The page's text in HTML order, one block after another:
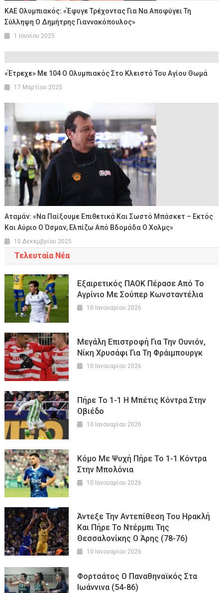
ΚΑΕ Ολυμπιακός: «Έφυγε Τρέχοντας Για Να Αποφύγει Τη
Σύλληψη Ο Δημήτρης Γιαννακόπουλος»
1 Ιουνίου 2025
«Έτρεχε» Με 104 Ο Ολυμπιακός Στο Κλειστό Του Αγίου Θωμά
17 Μαρτίου 2025
Αταμάν: «Να Παίξουμε Επιθετικά Και Σωστό Μπάσκετ – Εκτός
Και Αύριο Ο Όσμαν, Ελπίζω Από Βδομάδα Ο Χολμς»
10 Δεκεμβρίου 2025
Τελευταία Νέα
Εξαιρετικός ΠΑΟΚ Πέρασε Από Το
Αγρίνιο Με Σούπερ Κωνσταντέλια
10 Ιανουαρίου 2026
Μεγάλη Επιστροφή Για Την Ουνιόν,
Νίκη Χρυσάφι Για Τη Φράιμπουργκ
10 Ιανουαρίου 2026
Πήρε Το 1-1 Η Μπέτις Κόντρα Στην
Οβιέδο
10 Ιανουαρίου 2026
Κόμο Με Ψυχή Πήρε Το 1-1 Κόντρα
Στην Μπολόνια
10 Ιανουαρίου 2026
Άντεξε Την Αντεπίθεση Του Ηρακλή
Και Πήρε Το Ντέρμπι Της
Θεσσαλονίκης Ο Άρης (78-76)
10 Ιανουαρίου 2026
Φορτσάτος Ο Παναθηναϊκός Στα
Ιωάννινα (54-86)